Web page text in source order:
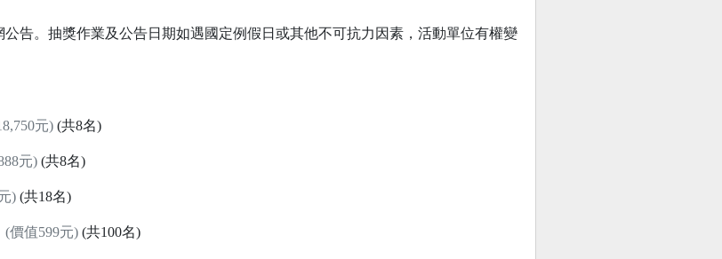
告。抽獎作業及公告日期如遇國定例假日或其他不可抗力因素，活動單位有權變
元)(共8名)
元)(共8名)
)(共18名)
(價值599元)(共100名)